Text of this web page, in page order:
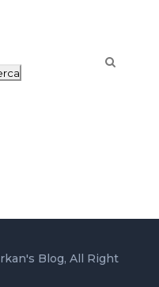
Blog, All Right